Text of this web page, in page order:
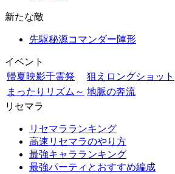
新たな敵
先駆秘源コマンダー陣形
イベント
帰夏映影千霊祭
狙えロングショット
まったりリズム～ 地脈の奔流
リセマラ
リセマラランキング
高速リセマラのやり方
最強キャラランキング
最強パーティとおすすめ編成